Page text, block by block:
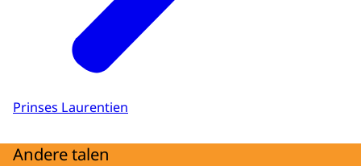
Prinses Laurentien
Andere talen